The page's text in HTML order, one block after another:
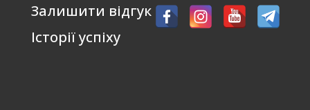
Залишити відгук
Історії успіху